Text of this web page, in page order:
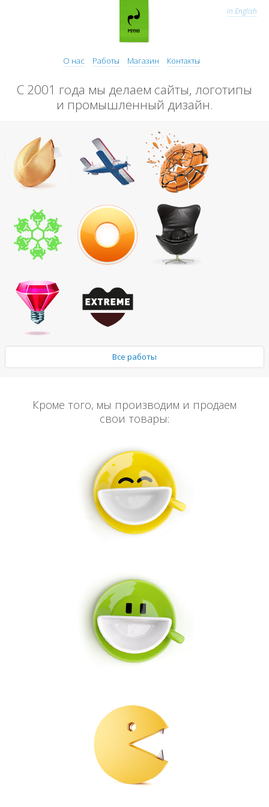
О нас Работы Магазин Контакты
in English
С 2001 года мы делаем сайты, логотипы
и промышленный дизайн.
Все работы
Кроме того, мы производим и продаем
свои товары: